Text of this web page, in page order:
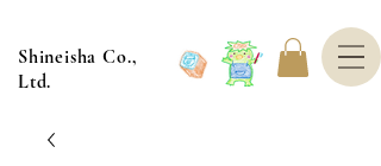
Shineisha Co.,
Ltd.